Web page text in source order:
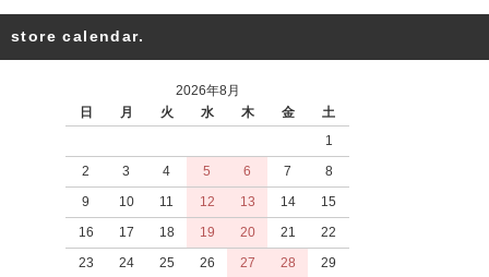
store calendar.
2026年8月
日
月 火 水 木 金
土
1
2
3 4 5 6 7
8
9
10 11 12 13 14
15
16
17 18 19 20 21
22
23
24 25 26 27 28
29